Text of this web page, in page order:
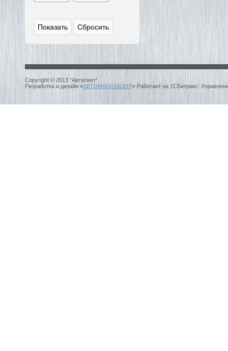
Copyright © 2013 “Автосвет”.
Разработка и дизайн «АВТОМАТИЗАЦИЯ» Работает на 1СБитрикс: